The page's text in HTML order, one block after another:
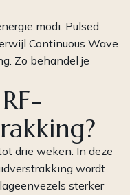
modi. Pulsed
Continuous Wave
Zo behandel je
drie weken. In deze
wordt
sterker